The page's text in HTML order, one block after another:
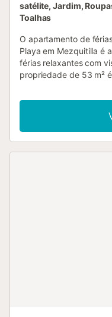
satélite, Jardim,
Toalhas
O apartamento de
Playa em Mezquitilla é
férias relaxantes com
propriedade de 53 m²
e pode, portanto,
adicionais incluem
trabalho dedicado
inteligente com